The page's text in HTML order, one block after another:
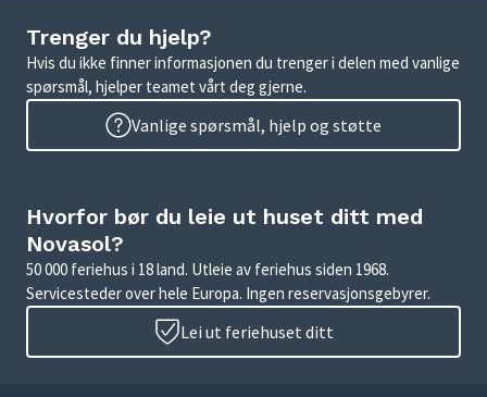
Trenger du hjelp?
Hvis du ikke finner informasjonen du trenger i delen med vanlige
spørsmål, hjelper teamet vårt deg gjerne.
Vanlige spørsmål, hjelp og støtte
Hvorfor bør du leie ut huset ditt med
Novasol?
50 000 feriehus i 18 land. Utleie av feriehus siden 1968.
Servicesteder over hele Europa. Ingen reservasjonsgebyrer.
Lei ut feriehuset ditt